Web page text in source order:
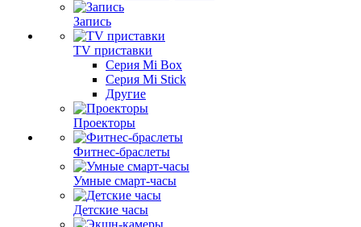
Запись
TV приставки
Серия Mi Box
Серия Mi Stick
Другие
Проекторы
Фитнес-браслеты
Умные смарт-часы
Детские часы